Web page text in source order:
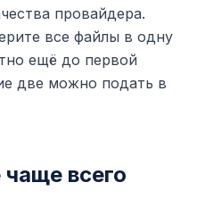
провайдера.
все файлы в одну
ещё до первой
две можно подать в
всего